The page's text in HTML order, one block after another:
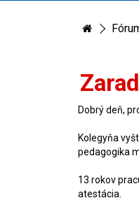
Dobrý deň,
Kolegyňa
pedagogika
13 rokov
atestácia.